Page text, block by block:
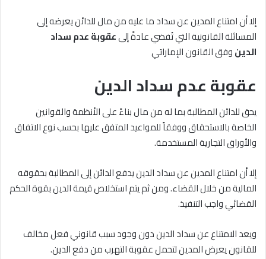
إلا أن امتناع المدين عن سداد ما عليه من مال للدائن يعرضه إلى
المسائلة القانونية التي تُفضي عادةً إلىعقوبةعدمسداد
الدينوفق القانون الإماراتي
عقوبة عدم سداد الدين
يحق للدائن المطالبة بما له من مال بناءً على الأنظمة والقوانين
الخاصة بالاستحقاق ووفقاً للمواعيد المتفق عليها بحسب نوع الاتفاق
والأوراق التجارية المستخدمة.
إلا أن امتناع المدين عن سداد الدين يدفع الدائن إلى المطالبة بحقوقه
المالية من خلال القضاء. ومن ثم يتم استخلاص قيمة الدين بقوة الحكم
القضائي واجب التنفيذ.
ويعد الامتناع عن سداد الدين دون وجود سبب قانوني فعل مخالف
للقانون يعرض المدين لتحمل عقوبة التهرب من دفع الدين.